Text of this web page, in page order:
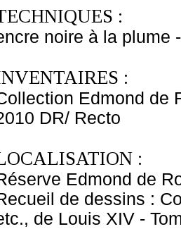
:
noire à la plume
:
Edmond de
DR/ Recto
:
Edmond de
de dessins :
de Louis XIV -